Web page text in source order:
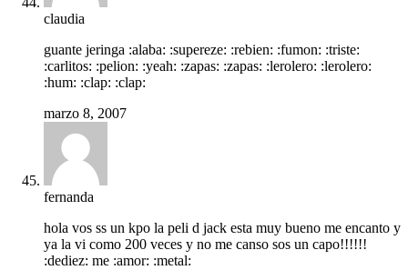
claudia
guante jeringa :alaba: :supereze: :rebien: :fumon: :triste:
:carlitos: :pelion: :yeah: :zapas: :zapas: :lerolero: :lerolero:
:hum: :clap: :clap:
marzo 8, 2007
fernanda
hola vos ss un kpo la peli d jack esta muy bueno me encanto y
ya la vi como 200 veces y no me canso sos un capo!!!!!!
:dediez: me :amor: :metal: